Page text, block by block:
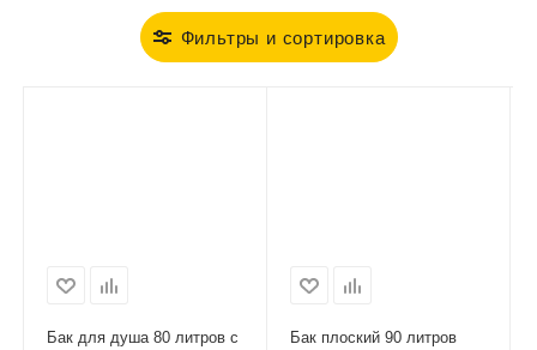
Фильтры и сортировка
Бак для душа 80 литров с
Бак плоский 90 литров